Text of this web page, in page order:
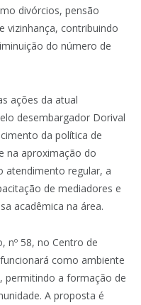
divórcios, pensão
vizinhança, contribuindo
do número de
ações da atual
desembargador Dorival
da política de
na aproximação do
atendimento regular, a
de mediadores e
acadêmica na área.
nº 58, no Centro de
como ambiente
permitindo a formação de
A proposta é